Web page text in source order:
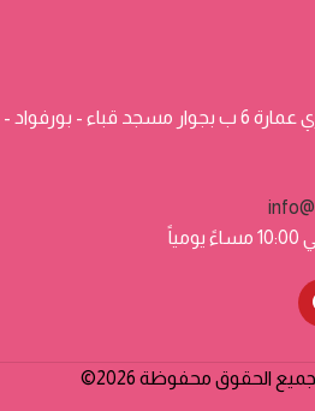
عنوان المحل : مساكن البحيري عمارة 6 ب بجوار مسجد قباء - بورفواد -